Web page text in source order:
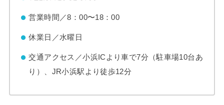
営業時間／8：00〜18：00
休業日／水曜日
交通アクセス／小浜ICより車で7分（駐車場10台あ
り）、JR小浜駅より徒歩12分